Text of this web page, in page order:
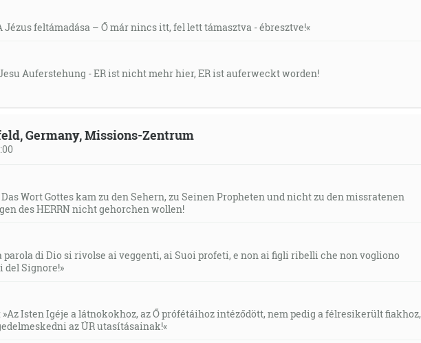
Jézus feltámadása – Ő már nincs itt, fel lett támasztva - ébresztve!«
Auferstehung - ER ist nicht mehr hier, ER ist auferweckt worden!
Germany, Missions-Zentrum
Das Wort Gottes kam zu den Sehern, zu Seinen Propheten und nicht zu den missratenen
des HERRN nicht gehorchen wollen!
parola di Dio si rivolse ai veggenti, ai Suoi profeti, e non ai figli ribelli che non vogliono
Signore!»
»Az Isten Igéje a látnokokhoz, az Ő prófétáihoz intéződött, nem pedig a félresikerült fiakhoz,
az ÚR utasításainak!«